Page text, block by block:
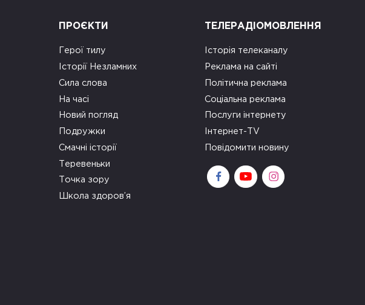
ПРОЄКТИ
Герої тилу
Історії Незламних
Сила слова
На часі
Новий погляд
Подружки
Смачні історії
Теревеньки
Точка зору
Школа здоров’я
ТЕЛЕРАДІОМОВЛЕННЯ
Історія телеканалу
Реклама на сайті
Політична реклама
Соціальна реклама
Послуги інтернету
Інтернет-TV
Повідомити новину